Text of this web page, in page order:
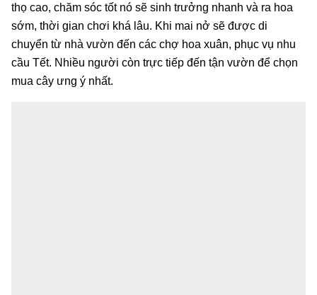
thọ cao, chăm sóc tốt nó sẽ sinh trưởng nhanh và ra hoa
sớm, thời gian chơi khá lâu. Khi mai nở sẽ được di
chuyển từ nhà vườn đến các chợ hoa xuân, phục vụ nhu
cầu Tết. Nhiều người còn trực tiếp đến tận vườn để chọn
mua cây ưng ý nhất.